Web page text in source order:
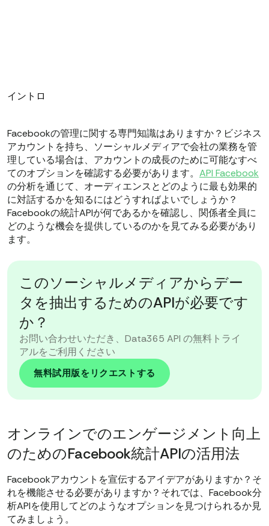
イントロ
Facebookの管理に関する専門知識はありますか？ビジネス
アカウントを持ち、ソーシャルメディアで会社の業務を管
理している場合は、アカウントの成長のために可能なすべ
てのオプションを確認する必要があります。 API Facebook
の分析を通じて、オーディエンスとどのように最も効果的
に対話するかを知るにはどうすればよいでしょうか？
Facebookの統計APIが何であるかを確認し、関係者全員に
どのような機会を提供しているのかを見てみる必要があり
ます。
このソーシャルメディアからデー
タを抽出するためのAPIが必要です
か？
お問い合わせいただき、Data365 API の無料トライ
アルをご利用ください
無料試用版をリクエストする
オンラインでのエンゲージメント向上
のためのFacebook統計APIの活用法
Facebookアカウントを宣伝するアイデアがありますか？そ
れを機能させる必要がありますか？それでは、Facebook分
析APIを使用してどのようなオプションを見つけられるか見
てみましょう。